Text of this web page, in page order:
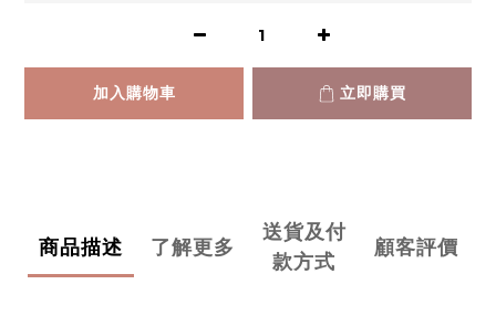
加入購物車 立即購買
商品描述 了解更多
送貨及付
款方式
顧客評價